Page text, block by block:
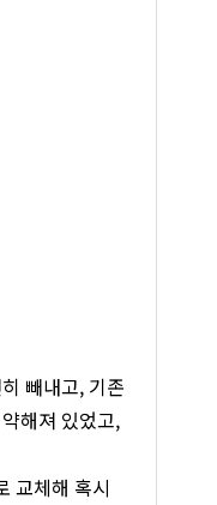
빼내고, 기존
해져 있었고,
교체해 혹시